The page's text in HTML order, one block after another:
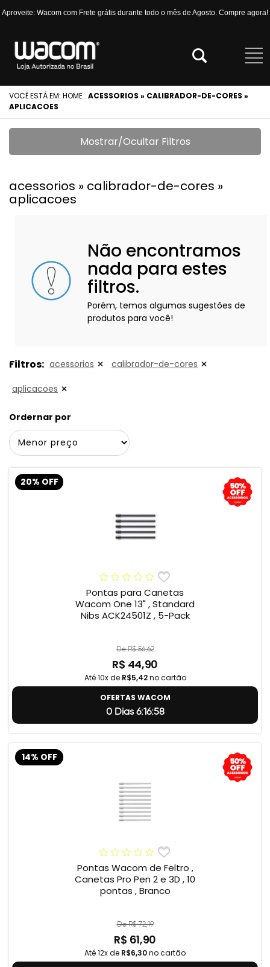
Aproveite: Wacom com Frete grátis durante todo o mês de Agosto. Compre agora!
VOCÊ ESTÁ EM: HOME . ACESSORIOS » CALIBRADOR-DE-CORES »
APLICACOES
Mostrar/Ocultar Filtros
acessorios » calibrador-de-cores »
aplicacoes
Não encontramos
nada para estes
filtros.
Porém, temos algumas sugestões de
produtos para você!
Filtros: acessorios calibrador-de-cores
aplicacoes
Ordernar por
20% OFF
Pontas para Canetas
Wacom One 13" , Standard
Nibs ACK24501Z , 5-Pack
De R$ 56,62
R$ 44,90
Até 10x de R$5,42no cartão
OFERTAS WACOM
0 Dias 6:16:57
14% OFF
Pontas Wacom de Feltro ,
Canetas Pro Pen 2 e 3D , 10
pontas , Branco
De R$ 72,19
R$ 61,90
Até 12x de R$6,30no cartão